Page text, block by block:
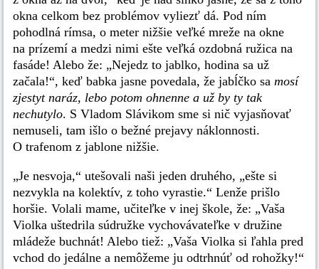
okna celkom bez problémov vyliezť dá. Pod ním
pohodlná rímsa, o meter nižšie veľké mreže na okne
na prízemí a medzi nimi ešte veľká ozdobná ružica na
fasáde! Alebo že: „Nejedz to jablko, hodina sa už
začala!“, keď babka jasne povedala, že jabĺčko sa mosí
zjestyt naráz, lebo potom ohnenne a už by ty tak
nechutylo. S Vladom Slávikom sme si nič vyjasňovať
nemuseli, tam išlo o bežné prejavy náklonnosti.
O trafenom z jablone nižšie.
„Je nesvoja,“ utešovali naši jeden druhého, „ešte si
nezvykla na kolektív, z toho vyrastie.“ Lenže prišlo
horšie. Volali mame, učiteľke v inej škole, že: „Vaša
Violka uštedrila súdružke vychovávateľke v družine
mládeže buchnát! Alebo tiež: „Vaša Violka si ľahla pred
vchod do jedálne a nemôžeme ju odtrhnúť od rohožky!“